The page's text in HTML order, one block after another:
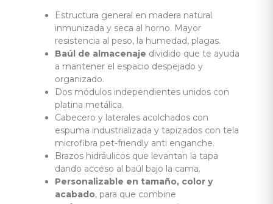
Estructura general en madera natural
inmunizada y seca al horno. Mayor
resistencia al peso, la humedad, plagas.
Baúl de almacenaje dividido que te ayuda
a mantener el espacio despejado y
organizado.
Dos módulos independientes unidos con
platina metálica.
Cabecero y laterales acolchados con
espuma industrializada y tapizados con tela
microfibra pet-friendly anti enganche.
Brazos hidráulicos que levantan la tapa
dando acceso al baúl bajo la cama.
Personalizable en tamaño, color y
acabado, para que combine